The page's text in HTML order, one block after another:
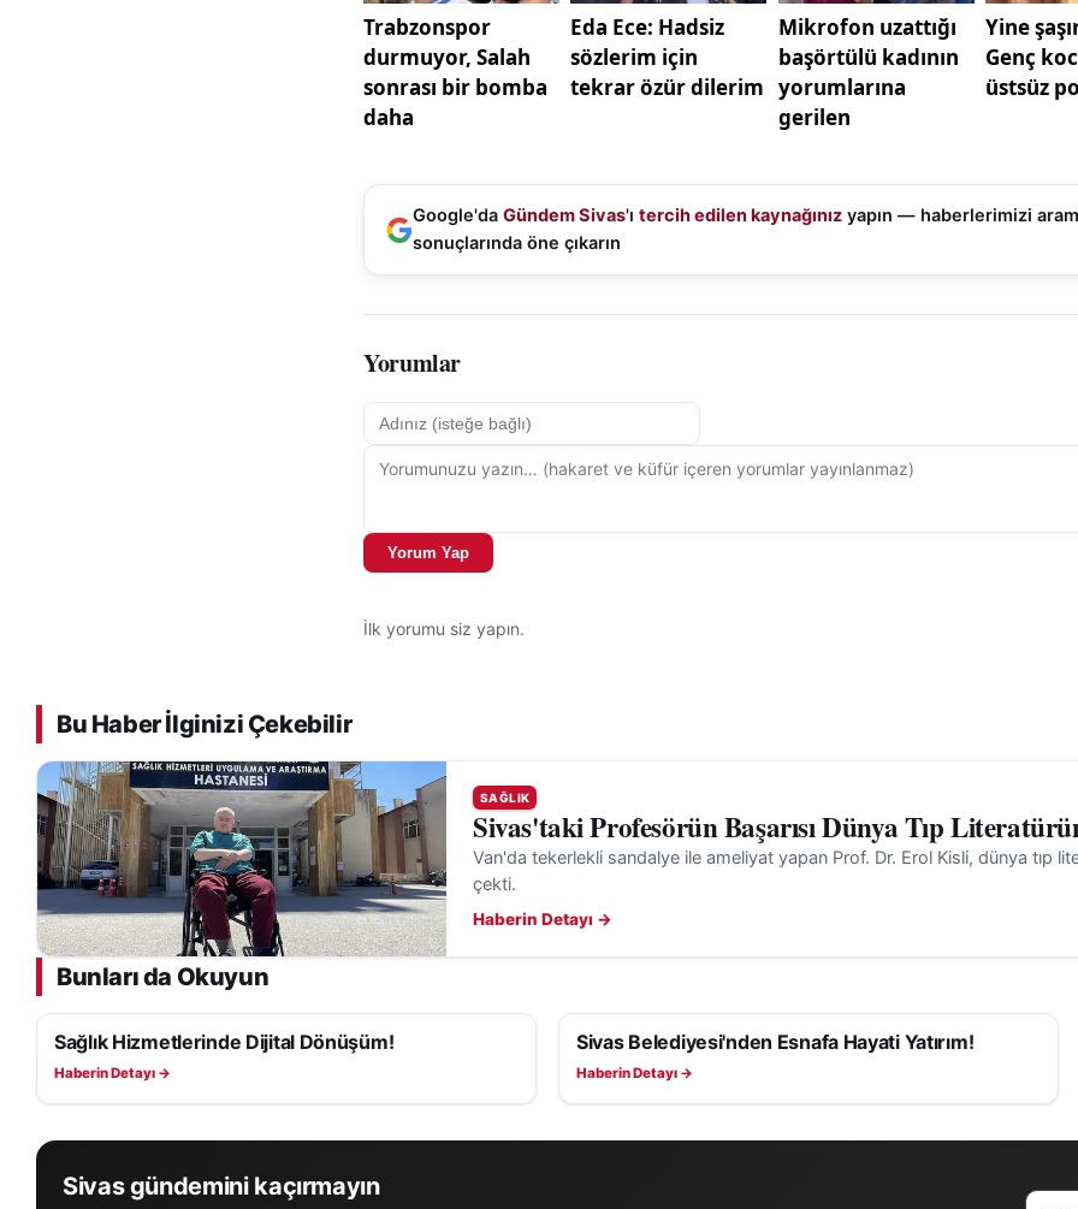
Google'da Gündem Sivas'ı tercih edilen kaynağınız yapın — haberlerimizi
sonuçlarında öne çıkarın
Yorumlar
Yorum Yap
İlk yorumu siz yapın.
Bu Haber İlginizi Çekebilir
SAĞLIK
Sivas'taki Profesörün Başarısı Dünya Tıp
Van'da tekerlekli sandalye ile ameliyat yapan Prof. Dr. Erol Kisli, dünya tıp
çekti.
Haberin Detayı →
Bunları da Okuyun
SAĞLIK
Sağlık Hizmetlerinde Dijital Dönüşüm!
Haberin Detayı →
SAĞLIK
Sivas Belediyesi'nden Esnafa Hayati Yatırım!
Haberin Detayı →
Sivas gündemini kaçırmayın